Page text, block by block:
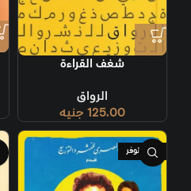
شغف القراءة
الرواق
125.00 جنيه
غير متوفر